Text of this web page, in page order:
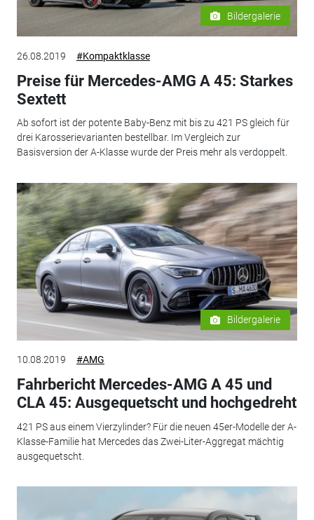
Bildergalerie
26.08.2019 #Kompaktklasse
Preise für Mercedes-AMG A 45: Starkes
Sextett
Ab sofort ist der potente Baby-Benz mit bis zu 421 PS gleich für
drei Karosserievarianten bestellbar. Im Vergleich zur
Basisversion der A-Klasse wurde der Preis mehr als verdoppelt.
Bildergalerie
10.08.2019 #AMG
Fahrbericht Mercedes-AMG A 45 und
CLA 45: Ausgequetscht und hochgedreht
421 PS aus einem Vierzylinder? Für die neuen 45er-Modelle der A-
Klasse-Familie hat Mercedes das Zwei-Liter-Aggregat mächtig
ausgequetscht.